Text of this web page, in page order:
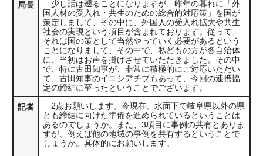
局長
少し話は遡ることになりますが、昨年の暮れに「外
国人材の受入れ・共生のための総合的対応策」を国が
策定しまして、その中に、外国人の受入れ拡大や共生
社会の実現という項目が含まれております。従って、
それは国の策として当然やっていく必要があるという
ことになりまして、その中で、私どもの方が各自治体
に、当初はお声を掛けさせていただきました。その中
で、特に古田知事が、非常に積極的にご対応いただい
て、古田知事のイニシアチブもあって、今回の連携協
定の締結に至ったということでございます。
記者
2点お願いします。今現在、水面下で岐阜県以外の県
とも締結に向けた準備を進められているということは
あるのでしょうか。また、3項目に事例の共有とありま
すが、例えば他の地域の事例を共有するということで
しょうか。具体的にお願いします。